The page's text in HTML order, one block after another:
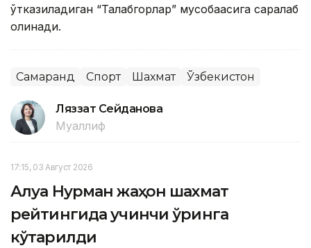
ўтказиладиган “Талабгорлар” мусобақасига саралаб
олинади.
Самарқанд Спорт Шахмат Ўзбекистон
Ляззат Сейданова
Муаллиф
17:15, 03 Август 2026
Алуа Нурман жаҳон шахмат
рейтингида учинчи ўринга
кўтарилди